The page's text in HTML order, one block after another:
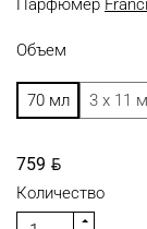
Парфюмер
Объем
70 мл 3 x 11
759 BYN
Количество